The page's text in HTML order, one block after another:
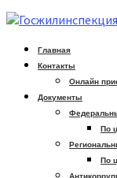
Главная
Контакты
Онлайн
Документы
По
По